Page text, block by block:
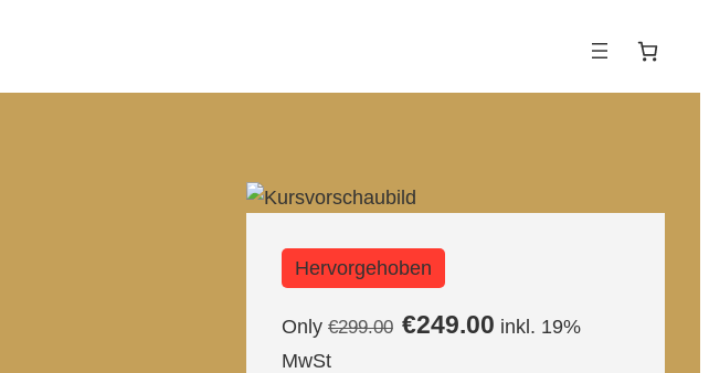
Hervorgehoben
Only €299.00 €249.00 inkl. 19%
MwSt